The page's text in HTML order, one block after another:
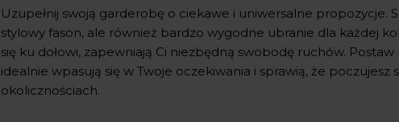
Uzupełnij swoją garderobę o ciekawe i uniwersalne
stylowy fason, ale również bardzo wygodne ubranie dla każdej
się ku dołowi, zapewniają Ci niezbędną swobodę ruchów.
idealnie wpasują się w Twoje oczekiwania i sprawią, że
okolicznościach.